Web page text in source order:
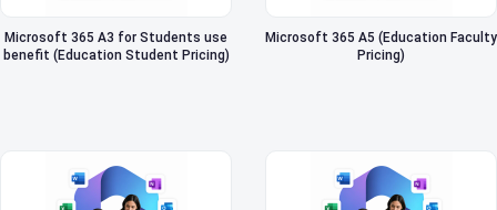
Microsoft 365 A3 for Students use
benefit (Education Student Pricing)
Microsoft 365 A5 (Education Faculty
Pricing)